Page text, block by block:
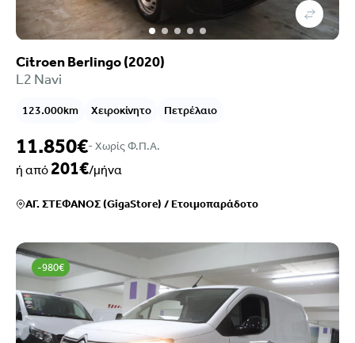
Citroen Berlingo (2020)
L2 Navi
123.000km Χειροκίνητο Πετρέλαιο
11.850€- Xωρίς Φ.Π.Α.
ή από201€/μήνα
ΑΓ. ΣΤΕΦΑΝΟΣ (GigaStore) /Ετοιμοπαράδοτο
-980€